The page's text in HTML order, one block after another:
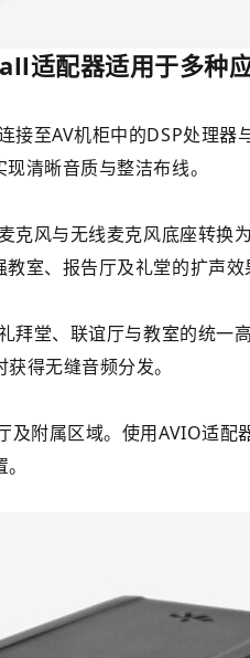
配器适用于多种应
接至AV机柜中的DSP处理器
清晰音质与整洁布线。
克风与无线麦克风底座转换
室、报告厅及礼堂的扩声效
拜堂、联谊厅与教室的统一
得无缝音频分发。
附属区域。使用AVIO适配